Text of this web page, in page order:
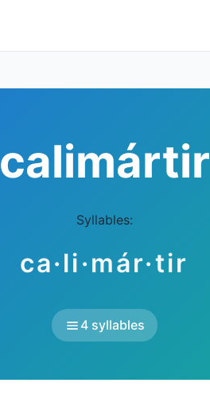
calimártir
Syllables:
ca·li·már·tir
4 syllables